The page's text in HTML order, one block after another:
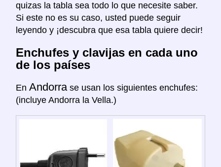
quizas la tabla sea todo lo que necesite saber.
Si este no es su caso, usted puede seguir
leyendo y ¡descubra que esa tabla quiere decir!
Enchufes y clavijas en cada uno
de los países
En Andorra se usan los siguientes enchufes:
(incluye Andorra la Vella.)